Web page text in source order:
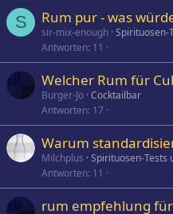
S Rum pur - was
sir-mix-enough Spirituosen-
Antworten 11
Welcher Rum für
Burger-Jo Cocktailbar
Antworten 17
Warum
Milchplus Spirituosen-Tests
Antworten 11
rum empfehlung